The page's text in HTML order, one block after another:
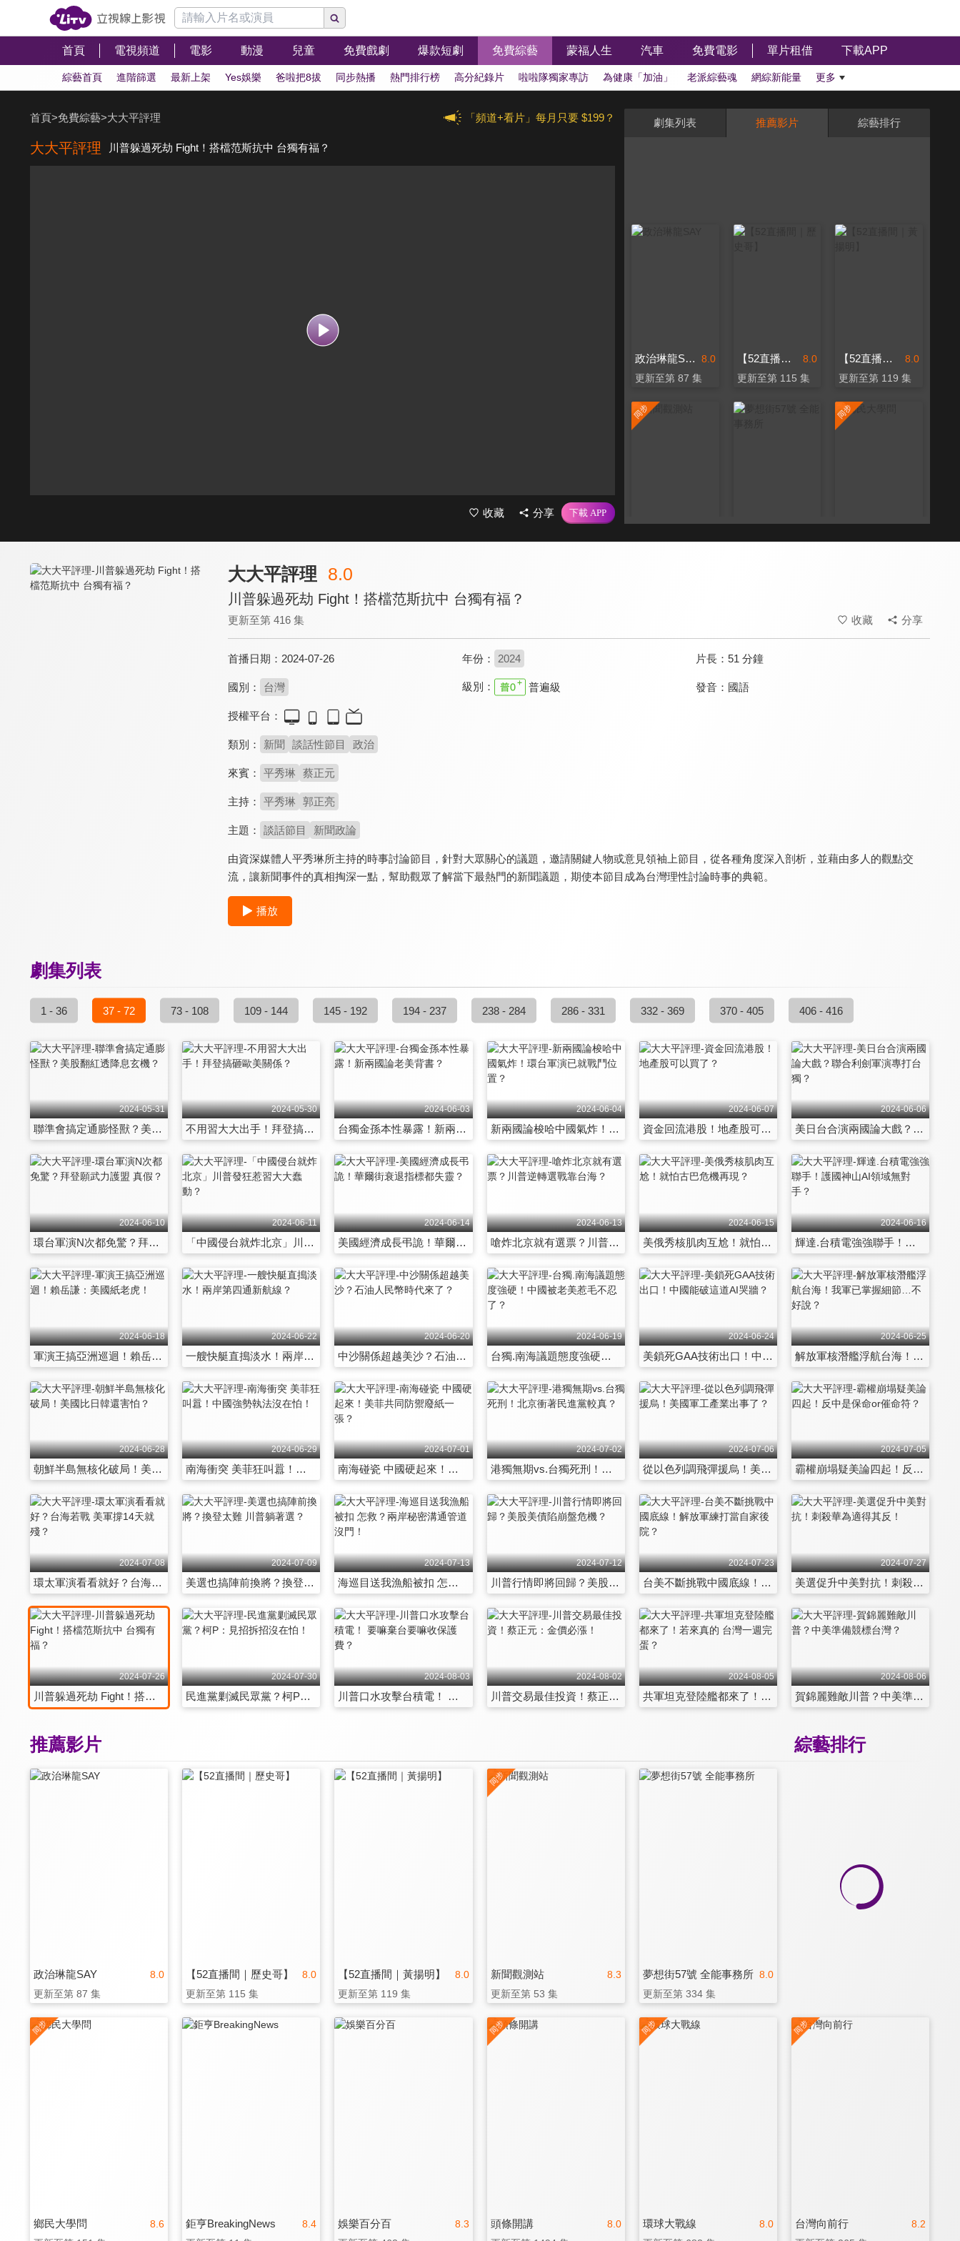
首頁 電視頻道 電影 動漫 兒童 免費戲劇 爆款短劇 免費綜藝 蒙福人生 汽車 免費電影 單片租借 下載APP
綜藝首頁 進階篩選 最新上架 Yes娛樂 爸啦把8拔 同步熱播 熱門排行榜 高分紀錄片 啦啦隊獨家專訪 為健康「加油」 老派綜藝魂 網綜新能量 更多
「頻道+看片」每月只要 $199？
首頁>免費綜藝>大大平評理
大大平評理 川普躲過死劫 Fight！搭檔范斯抗中 台獨有福？
收藏 分享
劇集列表 推薦影片 綜藝排行
8.0
政治琳龍SAY
更新至第 87 集
8.0
【52直播間｜歷史哥】
更新至第 115 集
8.0
【52直播間｜黃揚明】
更新至第 119 集
大大平評理 8.0
川普躲過死劫 Fight！搭檔范斯抗中 台獨有福？
更新至第 416 集 收藏 分享
首播日期： 2024-07-26 年份： 2024 片長：51 分鐘
國別： 台灣 級別： 普遍級 發音： 國語
授權平台：
類別： 新聞 談話性節目 政治
來賓： 平秀琳 蔡正元
主持： 平秀琳 郭正亮
主題： 談話節目 新聞政論
由資深媒體人平秀琳所主持的時事討論節目，針對大眾關心的議題，邀請關鍵人物或意見領袖上節目，從各種角度深入剖析，並藉由多人的觀點交
流，讓新聞事件的真相掏深一點，幫助觀眾了解當下最熱門的新聞議題，期使本節目成為台灣理性討論時事的典範。
播放
劇集列表
1 - 36 37 - 72 73 - 108 109 - 144 145 - 192 194 - 237 238 - 284 286 - 331 332 - 369 370 - 405 406 - 416
2024-05-31
聯準會搞定通膨怪獸？美股翻紅透降息玄機？
2024-05-30
不用習大大出手！拜登搞砸歐美關係？
2024-06-03
台獨金孫本性暴露！新兩國論老美背書？
2024-06-04
新兩國論梭哈中國氣炸！環台軍演已就戰鬥位置？
2024-06-07
資金回流港股！地產股可以買了？
2024-06-06
美日台合演兩國論大戲？聯合利劍軍演專打台獨？
2024-06-10
環台軍演N次都免驚？拜登願武力護盟 真假？
2024-06-11
「中國侵台就炸北京」川普發狂惹習大大蠢動？
2024-06-14
美國經濟成長弔詭！華爾街衰退指標都失靈？
2024-06-13
嗆炸北京就有選票？川普逆轉選戰靠台海？
2024-06-15
美俄秀核肌肉互尬！就怕古巴危機再現？
2024-06-16
輝達.台積電強強聯手！護國神山AI領域無對手？
2024-06-18
軍演王搞亞洲巡迴！賴岳謙：美國紙老虎！
2024-06-22
一艘快艇直搗淡水！兩岸第四通新航線？
2024-06-20
中沙關係超越美沙？石油人民幣時代來了？
2024-06-19
台獨.南海議題態度強硬！中國被老美惹毛不忍了？
2024-06-24
美鎖死GAA技術出口！中國能破這道AI哭牆？
2024-06-25
解放軍核潛艦浮航台海！我軍已掌握細節…不好說？
2024-06-28
朝鮮半島無核化破局！美國比日韓還害怕？
2024-06-29
南海衝突 美菲狂叫囂！中國強勢執法沒在怕！
2024-07-01
南海碰瓷 中國硬起來！美菲共同防禦廢紙一張？
2024-07-02
港獨無期vs.台獨死刑！北京衝著民進黨較真？
2024-07-06
從以色列調飛彈援烏！美國軍工產業出事了？
2024-07-05
霸權崩塌疑美論四起！反中是保命or催命符？
2024-07-08
環太軍演看看就好？台海若戰 美軍撐14天就殘？
2024-07-09
美選也搞陣前換將？換登太難 川普躺著選？
2024-07-13
海巡目送我漁船被扣 怎救？兩岸秘密溝通管道 沒門！
2024-07-12
川普行情即將回歸？美股美債陷崩盤危機？
2024-07-23
台美不斷挑戰中國底線！解放軍練打當自家後院？
2024-07-27
美選促升中美對抗！刺殺華為適得其反！
2024-07-26
川普躲過死劫 Fight！搭檔范斯抗中 台獨有福？
2024-07-30
民進黨剿滅民眾黨？柯P：見招拆招沒在怕！
2024-08-03
川普口水攻擊台積電！ 要嘛棄台要嘛收保護費？
2024-08-02
川普交易最佳投資！蔡正元：金價必漲！
2024-08-05
共軍坦克登陸艦都來了！若來真的 台灣一週完蛋？
2024-08-06
賀錦麗難敵川普？中美準備競標台灣？
綜藝排行
推薦影片
8.0
政治琳龍SAY
更新至第 87 集
8.0
【52直播間｜歷史哥】
更新至第 115 集
8.0
【52直播間｜黃揚明】
更新至第 119 集
8.3
新聞觀測站
更新至第 53 集
8.0
夢想街57號 全能事務所
更新至第 334 集
8.6
鄉民大學問 8.4
鉅亨BreakingNews 8.3
娛樂百分百 8.0
頭條開講 8.0
環球大戰線 8.2
台灣向前行